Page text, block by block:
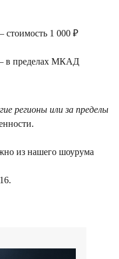
стоимость 1 000 ₽
в пределах МКАД
регионы или за пределы
из нашего шоурума
Вы можете
архитектору и